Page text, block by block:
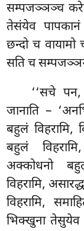
सम्पजञ्ञञ्च
तेसंयेव पापकानं
छन्दो च वायामो
सति च
‘‘सचे
जानाति –
बहुलं विहरामि,
बहुलं
अक्कोधनो
विहरामि,
विहरामि,
भिक्खुना तेसुयेव